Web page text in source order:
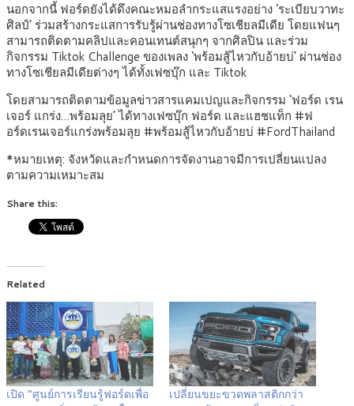
นอกจากนี้ ฟอร์ดยังได้ดึงคณะหมอลำกระแสแรงอย่าง ‘ระเบียบวาทะ
ศิลป์’ ร่วมสร้างกระแสการรับรู้ผ่านช่องทางโซเชียลมีเดีย โดยแฟนๆ
สามารถติดตามคลิปและคอนเทนต์สนุกๆ จากศิลปิน และร่วม
กิจกรรม Tiktok Challenge ของเพลง ‘พร้อมสู้ไหวกับอ้ายบ่’ ผ่านช่อง
ทางโซเชียลมีเดียต่างๆ ได้ทั้งเฟซบุ๊ก และ Tiktok
โดยสามารถติดตามข้อมูลข่าวสารแคมเปญและกิจกรรม ‘ฟอร์ด เรน
เจอร์ แกร่ง…พร้อมลุย’ ได้ทางเฟซบุ๊ก ฟอร์ด และแฮชแท็ก #ฟ
อร์ดเรนเจอร์แกร่งพร้อมลุย #พร้อมสู้ไหวกับอ้ายบ่ #FordThailand
*หมายเหตุ: จังหวัดและกำหนดการจัดงานอาจมีการเปลี่ยนแปลง
ตามความเหมาะสม
Share this:
Related
เปิด “ศูนย์การเรียนรู้ฟอร์ดเพื่อ
เปลี่ยนขยะขวดพลาสติกกว่า